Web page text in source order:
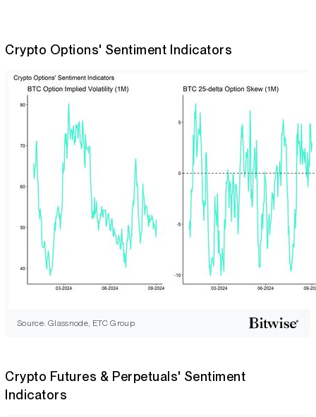
Crypto Options' Sentiment Indicators
Source: Glassnode, ETC Group
Crypto Futures & Perpetuals' Sentiment
Indicators